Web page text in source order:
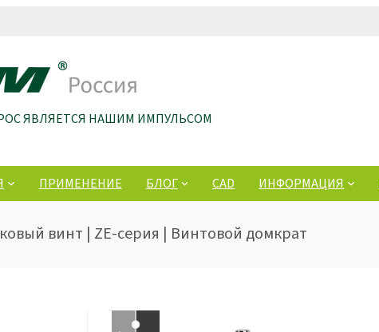
ЯВЛЯЕТСЯ НАШИМ ИМПУЛЬСОМ
ПРИМЕНЕНИЕ БЛОГ CAD ИНФОРМАЦИЯ
винт | ZE-серия | Винтовой домкрат